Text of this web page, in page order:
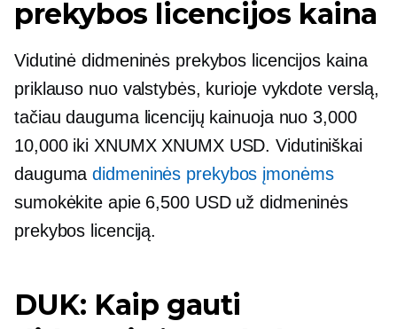
prekybos licencijos kaina
Vidutinė didmeninės prekybos licencijos kaina
priklauso nuo valstybės, kurioje vykdote verslą,
tačiau dauguma licencijų kainuoja nuo 3,000
10,000 iki XNUMX XNUMX USD. Vidutiniškai
daugumadidmeninės prekybos įmonėms
sumokėkite apie 6,500 USD už didmeninės
prekybos licenciją.
DUK: Kaip gauti